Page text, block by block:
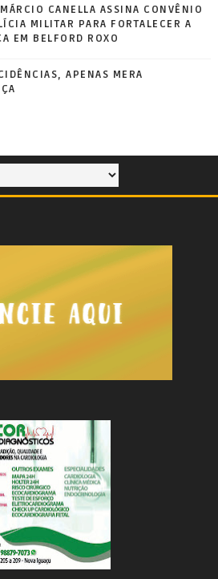
CANELLA ASSINA CONVÊNIO
MILITAR PARA FORTALECER A
EM BELFORD ROXO
APENAS MERA